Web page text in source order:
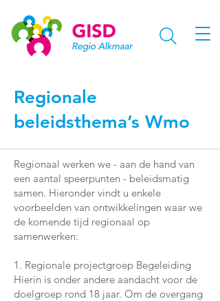
Regionale
beleidsthema’s Wmo
Regionaal werken we - aan de hand van
een aantal speerpunten - beleidsmatig
samen. Hieronder vindt u enkele
voorbeelden van ontwikkelingen waar we
de komende tijd regionaal op
samenwerken:
1. Regionale projectgroep Begeleiding
Hierin is onder andere aandacht voor de
doelgroep rond 18 jaar. Om de overgang